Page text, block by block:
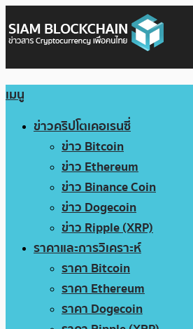
เมนู
ข่าวคริปโตเคอเรนซี่
ข่าว Bitcoin
ข่าว Ethereum
ข่าว Binance Coin
ข่าว Dogecoin
ข่าว Ripple (XRP)
ราคาและการวิเคราะห์
ราคา Bitcoin
ราคา Ethereum
ราคา Dogecoin